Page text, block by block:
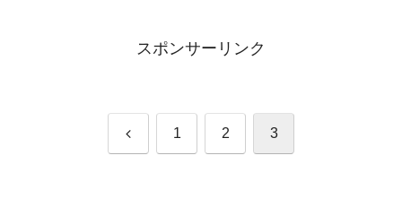
スポンサーリンク
前 1 2 3